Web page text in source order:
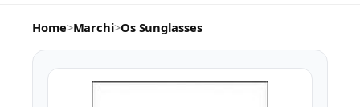
Home>Marchi>Os Sunglasses